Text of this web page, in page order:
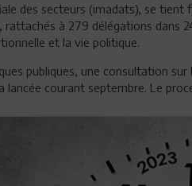
des secteurs (imadats), se tient
à 279 délégations dans
et la vie politique.
publiques, une consultation
lancée courant septembre. Le